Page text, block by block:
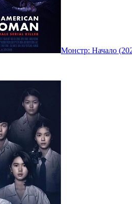
Монстр: Начало